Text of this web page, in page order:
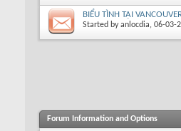
BIỂU TÌNH TẠI
Started byanlocdia, 06-03-
Forum Information and Options